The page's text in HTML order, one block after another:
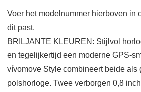
Voer het modelnummer hierboven in
dit past.
BRILJANTE KLEUREN: Stijlvol
en tegelijkertijd een moderne GPS-
vívomove Style combineert beide als
polshorloge. Twee verborgen 0,8